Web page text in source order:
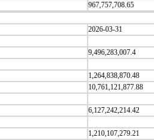
967,757,708.65
2026-03-31
9,496,283,007.4
1,264,838,870.48
10,761,121,877.88
6,127,242,214.42
1,210,107,279.21